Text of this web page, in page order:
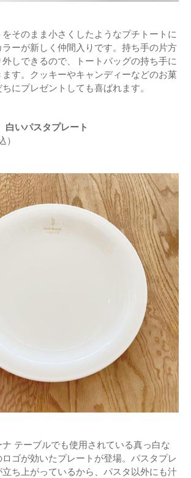
そのまま小さくしたようなプチトートに
ーが新しく仲間入りです。持ち手の片方
しできるので、トートバッグの持ち手に
す。クッキーやキャンディーなどのお菓
にプレゼントしても喜ばれます。
白いパスタプレート
テーブルでも使用されている真っ白な
ゴが効いたプレートが登場。パスタプレ
ち上がっているから、パスタ以外にも汁